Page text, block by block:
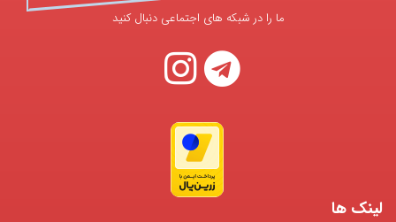
ما را در شبکه های اجتماعی دنبال کنید
لینک ها